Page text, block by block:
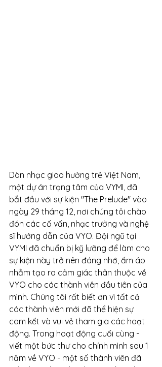
Dàn nhạc giao hưởng trẻ Việt Nam,
một dự án trọng tâm của VYMI, đã
bắt đầu với sự kiện "The Prelude" vào
ngày 29 tháng 12, nơi chúng tôi chào
đón các cố vấn, nhạc trưởng và nghệ
sĩ hướng dẫn của VYO. Đội ngũ tại
VYMI đã chuẩn bị kỹ lưỡng để làm cho
sự kiện này trở nên đáng nhớ, ấm áp
nhằm tạo ra cảm giác thân thuộc về
VYO cho các thành viên đầu tiên của
mình. Chúng tôi rất biết ơn vì tất cả
các thành viên mới đã thể hiện sự
cam kết và vui vẻ tham gia các hoạt
động. Trong hoạt động cuối cùng -
viết một bức thư cho chính mình sau 1
năm về VYO - một số thành viên đã